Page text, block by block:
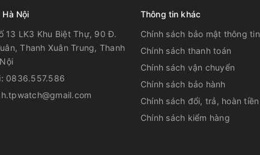
Hà Nội
13 LK3 Khu Biệt Thự, 90 Đ.
Thanh Xuân Trung, Thanh
0836.557.586
Thông tin khác
Chính sách bảo mật thông tin
Chính sách thanh toán
Chính sách vận chuyển
Chính sách bảo hành
Chính sách đổi, trả, hoàn tiền
Chính sách kiểm hàng